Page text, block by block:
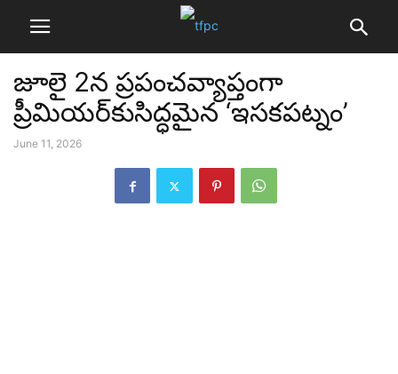
జూలై 2న ప్రపంచవ్యాప్తంగా
ప్రీమియర్‌కుసిద్ధమైన ‘ఇసకపట్నం’
June 11, 2026